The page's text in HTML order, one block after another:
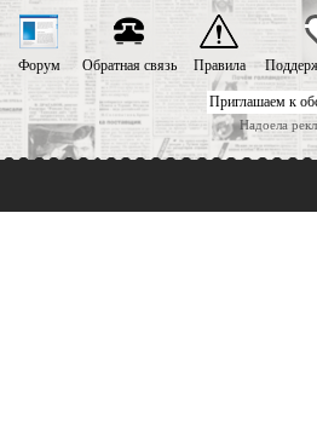
Приглашаем к
Надоела
Форум Обратная связь Правила